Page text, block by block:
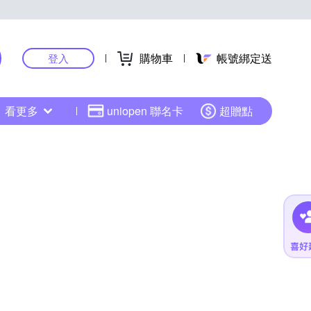
登入 購物車 帳號綁定送
看更多 uniopen 聯名卡 超贈點